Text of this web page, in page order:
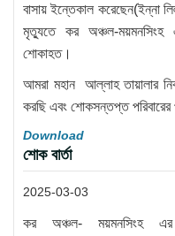
বাসায় ইন্তেকাল করেছেন(ইন্না
মৃত্যুতে কর অঞ্চল-ময়মনসিংহ
শোকাহত।
আমরা মহান আল্লাহ তায়ালার
করছি এবং শোকসন্তপ্ত
Download
শোক বার্তা
2025-03-03
কর অঞ্চল- ময়মনসিংহ এর